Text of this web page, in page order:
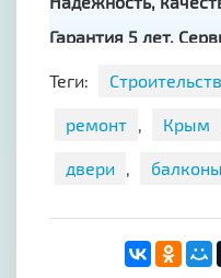
Гарантия 5 лет.
Обслуживаем г.
15 Д (напротив
«Центр занятости»)
перерыва
Теги:
ремонт , Крым
двери , балконы